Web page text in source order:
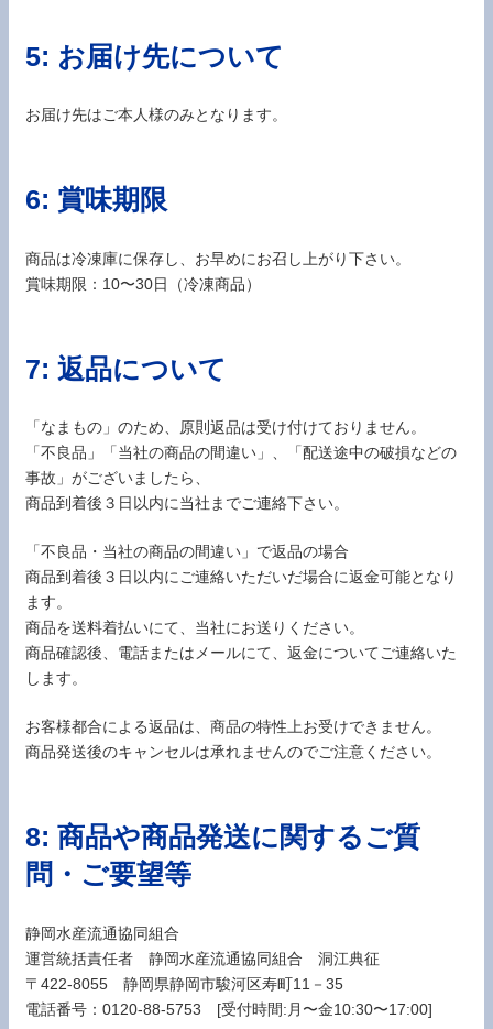
5: お届け先について
お届け先はご本人様のみとなります。
6: 賞味期限
商品は冷凍庫に保存し、お早めにお召し上がり下さい。
賞味期限：10〜30日（冷凍商品）
7: 返品について
「なまもの」のため、原則返品は受け付けておりません。
「不良品」「当社の商品の間違い」、「配送途中の破損などの
事故」がございましたら、
商品到着後３日以内に当社までご連絡下さい。
「不良品・当社の商品の間違い」で返品の場合
商品到着後３日以内にご連絡いただいだ場合に返金可能となり
ます。
商品を送料着払いにて、当社にお送りください。
商品確認後、電話またはメールにて、返金についてご連絡いた
します。
お客様都合による返品は、商品の特性上お受けできません。
商品発送後のキャンセルは承れませんのでご注意ください。
8: 商品や商品発送に関するご質
問・ご要望等
静岡水産流通協同組合
運営統括責任者 静岡水産流通協同組合 洞江典征
〒422-8055 静岡県静岡市駿河区寿町11－35
電話番号：0120-88-5753 [受付時間:月〜金10:30〜17:00]